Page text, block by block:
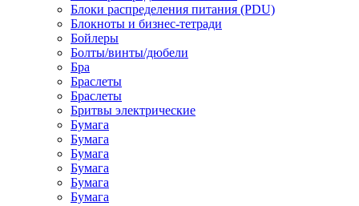
Блоки распределения питания (PDU)
Блокноты и бизнес-тетради
Бойлеры
Болты/винты/дюбели
Бра
Браслеты
Браслеты
Бритвы электрические
Бумага
Бумага
Бумага
Бумага
Бумага
Бумага